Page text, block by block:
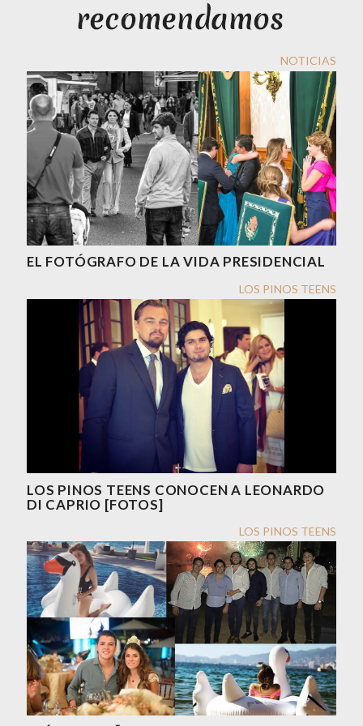
NOTICIAS
EL FOTÓGRAFO DE LA VIDA PRESIDENCIAL
LOS PINOS TEENS
LOS PINOS TEENS CONOCEN A LEONARDO
DI CAPRIO [FOTOS]
LOS PINOS TEENS